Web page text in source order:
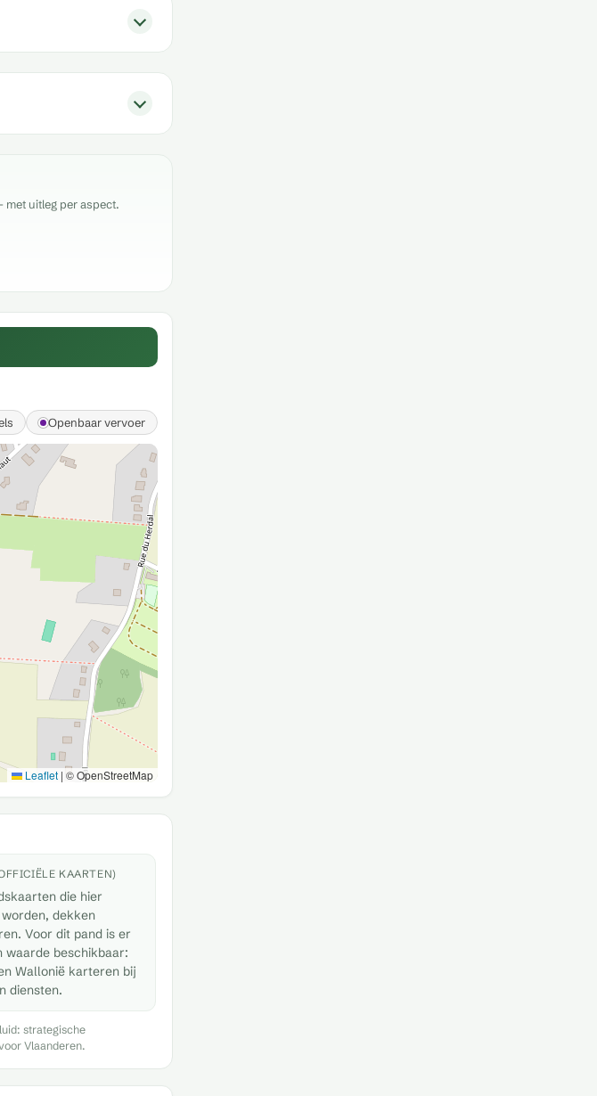
uitleg per aspect.
Openbaar vervoer
Leaflet | © OpenStreetMap
KAARTEN)
die hier
dekken
Voor dit pand is er
waarde beschikbaar:
Wallonië karteren bij
diensten.
strategische
Vlaanderen.